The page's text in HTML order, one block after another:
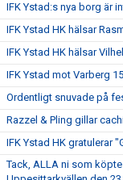
IFK Ystad:s nya borg är
IFK Ystad HK hälsar
IFK Ystad HK hälsar
IFK Ystad mot Varberg
Ordentligt snuvade på
Razzel & Pling gillar
IFK Ystad HK gratulerar
Tack, ALLA ni som köpte